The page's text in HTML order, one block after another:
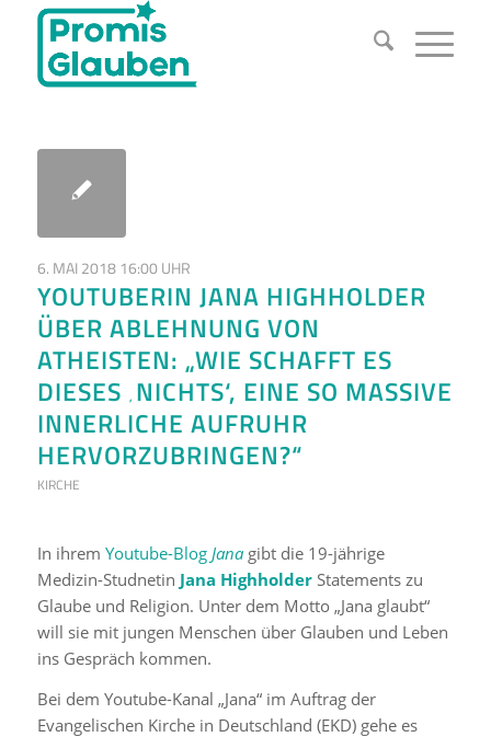
6. MAI 2018 16:00 UHR
YOUTUBERIN JANA HIGHHOLDER
ÜBER ABLEHNUNG VON
ATHEISTEN: „WIE SCHAFFT ES
DIESES ‚NICHTS‘, EINE SO MASSIVE
INNERLICHE AUFRUHR
HERVORZUBRINGEN?“
KIRCHE
In ihrem Youtube-Blog Jana gibt die 19-jährige
Medizin-Studnetin Jana HighholderStatements zu
Glaube und Religion. Unter dem Motto „Jana glaubt“
will sie mit jungen Menschen über Glauben und Leben
ins Gespräch kommen.
Bei dem Youtube-Kanal „Jana“ im Auftrag der
Evangelischen Kirche in Deutschland (EKD) gehe es